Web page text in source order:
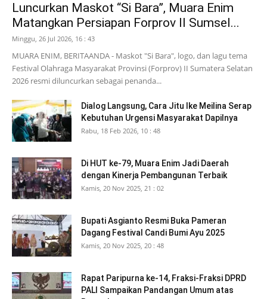
Luncurkan Maskot “Si Bara”, Muara Enim
Matangkan Persiapan Forprov II Sumsel...
Minggu, 26 Jul 2026, 16 : 43
MUARA ENIM, BERITAANDA - Maskot "Si Bara", logo, dan lagu tema
Festival Olahraga Masyarakat Provinsi (Forprov) II Sumatera Selatan
2026 resmi diluncurkan sebagai penanda...
Dialog Langsung, Cara Jitu Ike Meilina Serap
Kebutuhan Urgensi Masyarakat Dapilnya
Rabu, 18 Feb 2026, 10 : 48
Di HUT ke-79, Muara Enim Jadi Daerah
dengan Kinerja Pembangunan Terbaik
Kamis, 20 Nov 2025, 21 : 02
Bupati Asgianto Resmi Buka Pameran
Dagang Festival Candi Bumi Ayu 2025
Kamis, 20 Nov 2025, 20 : 48
Rapat Paripurna ke-14, Fraksi-Fraksi DPRD
PALI Sampaikan Pandangan Umum atas